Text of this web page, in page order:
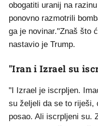
obogatiti uranij na
ponovno razmotrili
ga je novinar."Znaš što
nastavio je Trump.
"Iran i Izrael su
"I Izrael je iscrpljen.
su željeli da se to riješi,
posao. Ali iscrpljeni su.